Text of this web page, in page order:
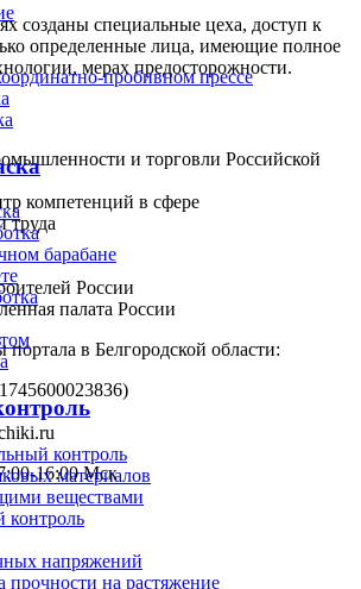
пробивном прессе
барабане
контроль
материалов
веществами
напряжений
прочности на растяжение
созданы специальные цеха, доступ к
определенные лица, имеющие полное
мерах предосторожности.
в Белгородской области:
16:00 Мск